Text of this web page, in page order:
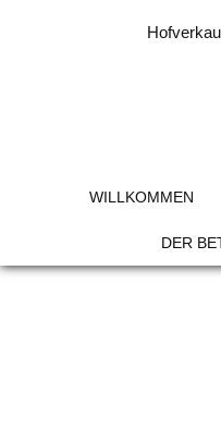
WILLKOMMEN
DER